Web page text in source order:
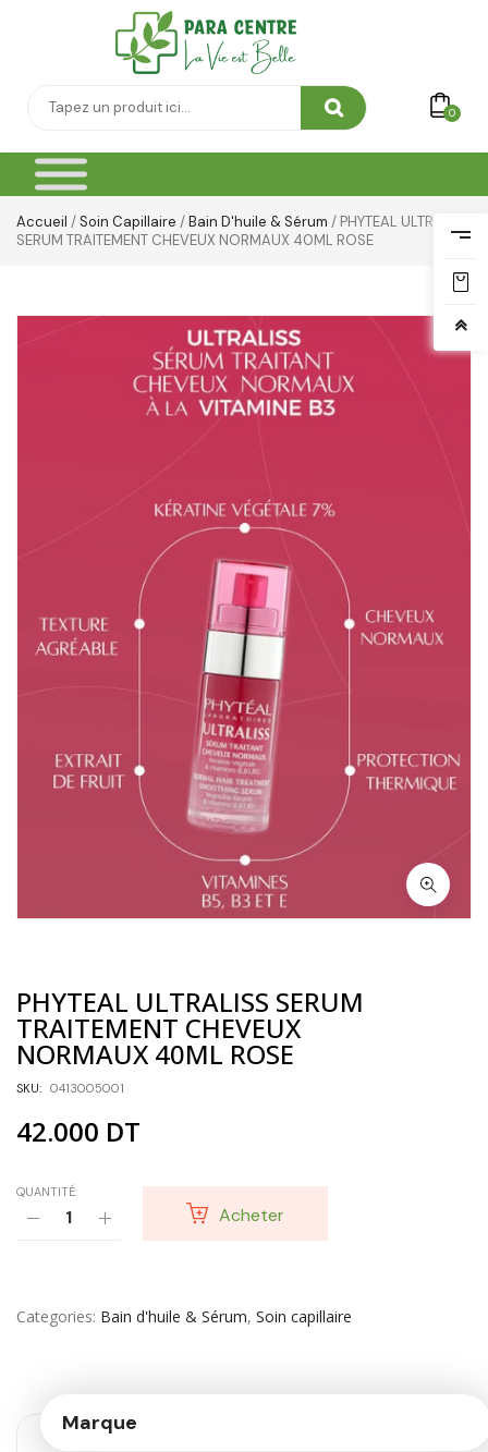
0
Accueil /Soin Capillaire /Bain D'huile & Sérum / PHYTEAL ULTRALISS
SERUM TRAITEMENT CHEVEUX NORMAUX 40ML ROSE
PHYTEAL ULTRALISS SERUM
TRAITEMENT CHEVEUX
NORMAUX 40ML ROSE
SKU: 0413005001
42.000 DT
QUANTITÉ:
Acheter
Categories Bain d'huile & Sérum, Soin capillaire
Marque